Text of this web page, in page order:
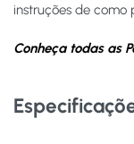
instruções de como
Conheça todas as